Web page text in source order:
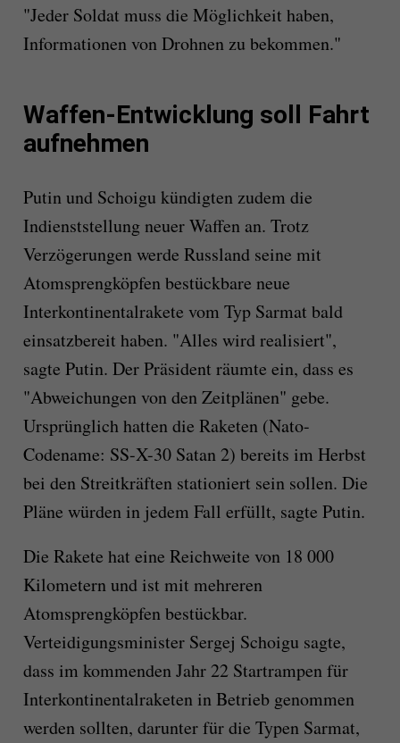
"Jeder Soldat muss die Möglichkeit haben,
Informationen von Drohnen zu bekommen."
Waffen-Entwicklung soll Fahrt
aufnehmen
Putin und Schoigu kündigten zudem die
Indienststellung neuer Waffen an. Trotz
Verzögerungen werde Russland seine mit
Atomsprengköpfen bestückbare neue
Interkontinentalrakete vom Typ Sarmat bald
einsatzbereit haben. "Alles wird realisiert",
sagte Putin. Der Präsident räumte ein, dass es
"Abweichungen von den Zeitplänen" gebe.
Ursprünglich hatten die Raketen (Nato-
Codename: SS-X-30 Satan 2) bereits im Herbst
bei den Streitkräften stationiert sein sollen. Die
Pläne würden in jedem Fall erfüllt, sagte Putin.
Die Rakete hat eine Reichweite von 18 000
Kilometern und ist mit mehreren
Atomsprengköpfen bestückbar.
Verteidigungsminister Sergej Schoigu sagte,
dass im kommenden Jahr 22 Startrampen für
Interkontinentalraketen in Betrieb genommen
werden sollten, darunter für die Typen Sarmat,